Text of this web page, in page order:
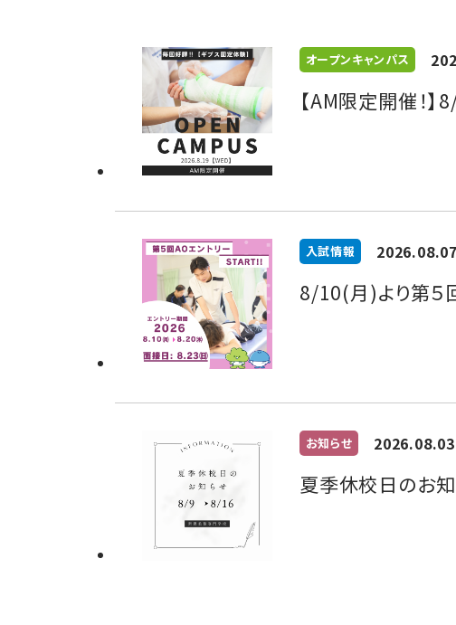
オープンキャンパス
【AM限定開催！
入試情報 2026.08.07
8/10(月)より第５
お知らせ 2026.08.03
夏季休校日のお